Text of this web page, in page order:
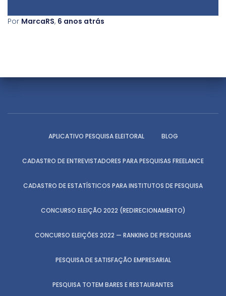
Por MarcaRS, 6 anos atrás
APLICATIVO PESQUISA ELEITORAL BLOG
CADASTRO DE ENTREVISTADORES PARA PESQUISAS FREELANCE
CADASTRO DE ESTATÍSTICOS PARA INSTITUTOS DE PESQUISA
CONCURSO ELEIÇÃO 2022 (REDIRECIONAMENTO)
CONCURSO ELEIÇÕES 2022 — RANKING DE PESQUISAS
PESQUISA DE SATISFAÇÃO EMPRESARIAL
PESQUISA TOTEM BARES E RESTAURANTES